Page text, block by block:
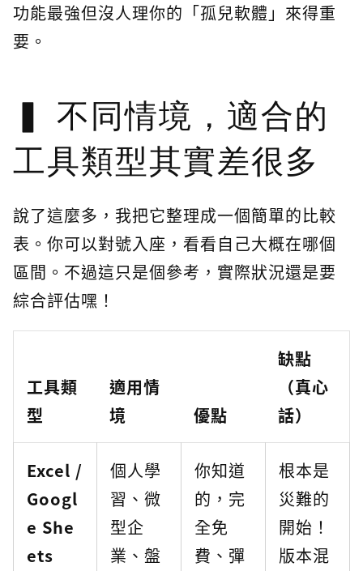
功能最強但沒人理你的「孤兒軟體」來得重
要。
不同情境，適合的
工具類型其實差很多
說了這麼多，我把它整理成一個簡單的比較
表。你可以對號入座，看看自己大概在哪個
區間。不過這只是個參考，實際狀況還是要
綜合評估嘿！
工具類
型
適用情
境
優點
缺點
（真心
話）
Excel /
Googl
e She
ets
個人學
習、微
型企
業、盤
你知道
的，完
全免
費、彈
根本是
災難的
開始！
版本混